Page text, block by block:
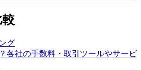
較
グ
各社の手数料・取引ツールやサービ